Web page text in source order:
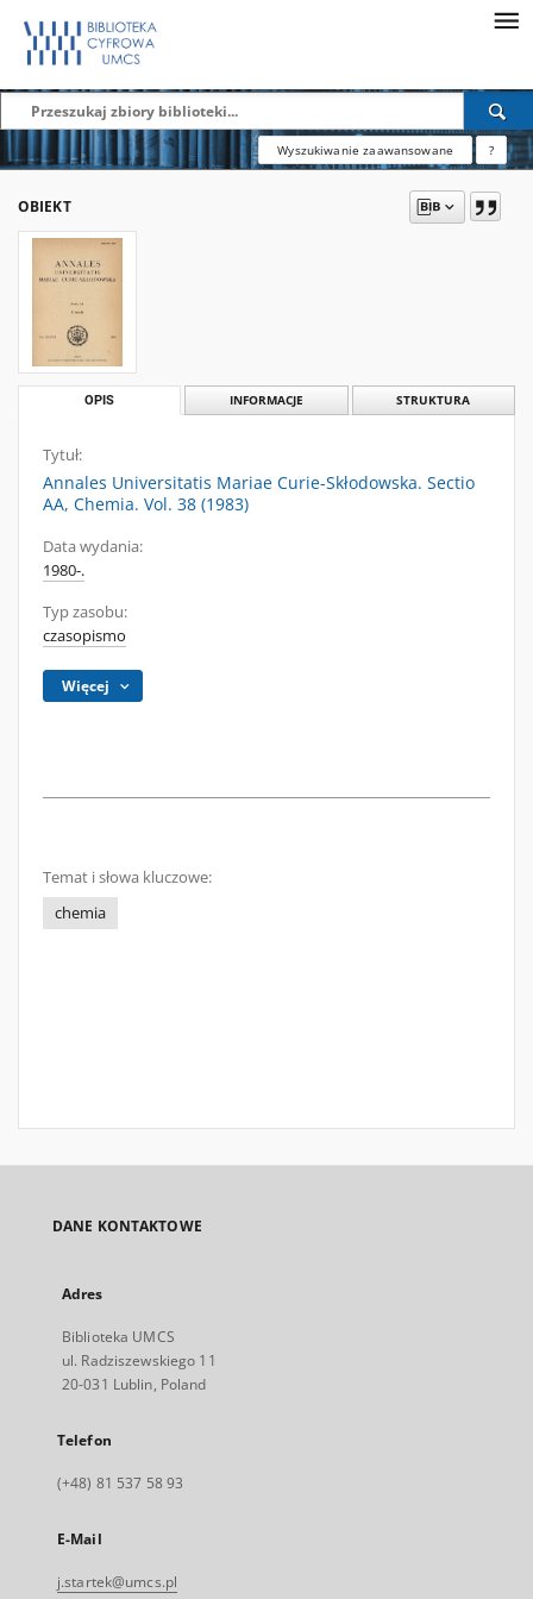
Wyszukiwanie zaawansowane ?
OBIEKT
OPIS INFORMACJE STRUKTURA
Tytuł:
Annales Universitatis Mariae Curie-Skłodowska. Sectio
AA, Chemia. Vol. 38 (1983)
Data wydania:
1980-.
Typ zasobu:
czasopismo
Więcej
Temat i słowa kluczowe:
chemia
DANE KONTAKTOWE
Adres
Biblioteka UMCS
ul. Radziszewskiego 11
20-031 Lublin, Poland
Telefon
(+48) 81 537 58 93
E-Mail
j.startek@umcs.pl